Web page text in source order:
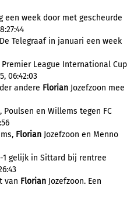
een week door met gescheurde
Telegraaf in januari een week
Premier League International Cup
06:42:03
andere Florian Jozefzoon mee
Poulsen en Willems tegen FC
Florian Jozefzoon en Menno
1 gelijk in Sittard bij rentree
van Florian Jozefzoon. Een